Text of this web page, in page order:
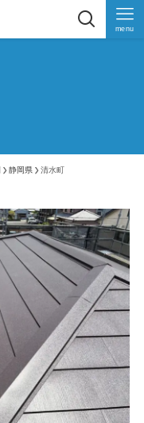
menu
静岡県 清水町